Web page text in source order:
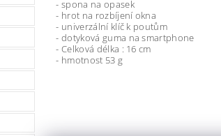
- spona na opasek
- hrot na rozbíjení okna
- univerzální klíč k poutům
- dotyková guma na smartphone
- Celková délka : 16 cm
- hmotnost 53 g